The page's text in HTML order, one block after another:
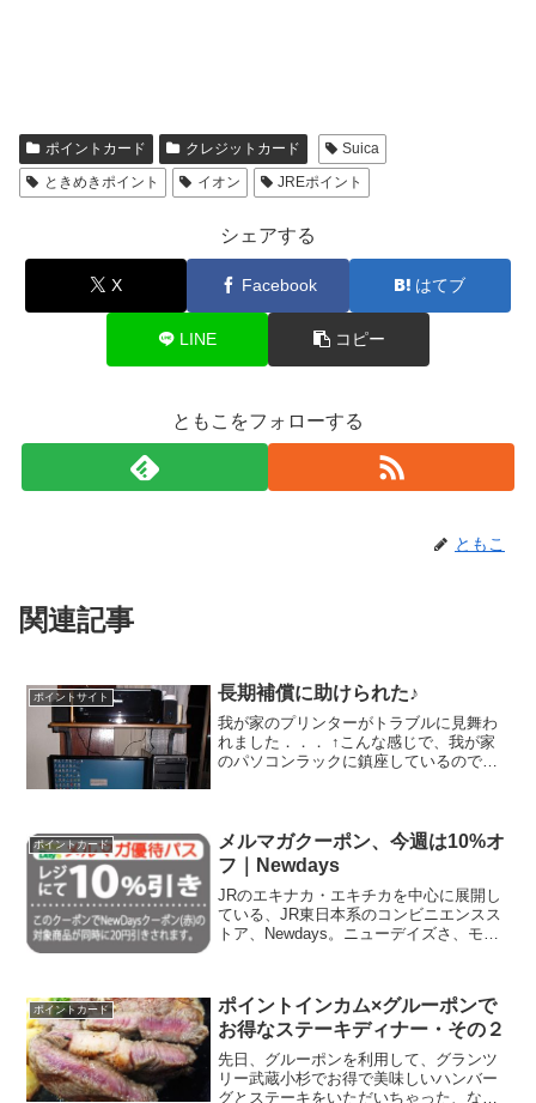
ポイントカード クレジットカード
Suica
ときめきポイント
イオン JREポイント
シェアする
X Facebook はてブ
LINE コピー
ともこをフォローする
ともこ
関連記事
ポイントサイト 長期補償に助けられた♪
我が家のプリンターがトラブルに見舞わ
れました．．． ↑こんな感じで、我が家
のパソコンラックに鎮座しているのです
やっぱり同じ。取扱...
ポイントカード
メルマガクーポン、今週は10%オ
フ｜Newdays
JRのエキナカ・エキチカを中心に展開し
ている、JR東日本系のコンビニエンスス
トア、Newdays。ニューデイズさ、モバ
だけに、...
ポイントカード
ポイントインカム×グルーポンで
お得なステーキディナー・その２
先日、グルーポンを利用して、グランツ
リー武蔵小杉でお得で美味しいハンバー
グとステーキをいただいちゃった、なん